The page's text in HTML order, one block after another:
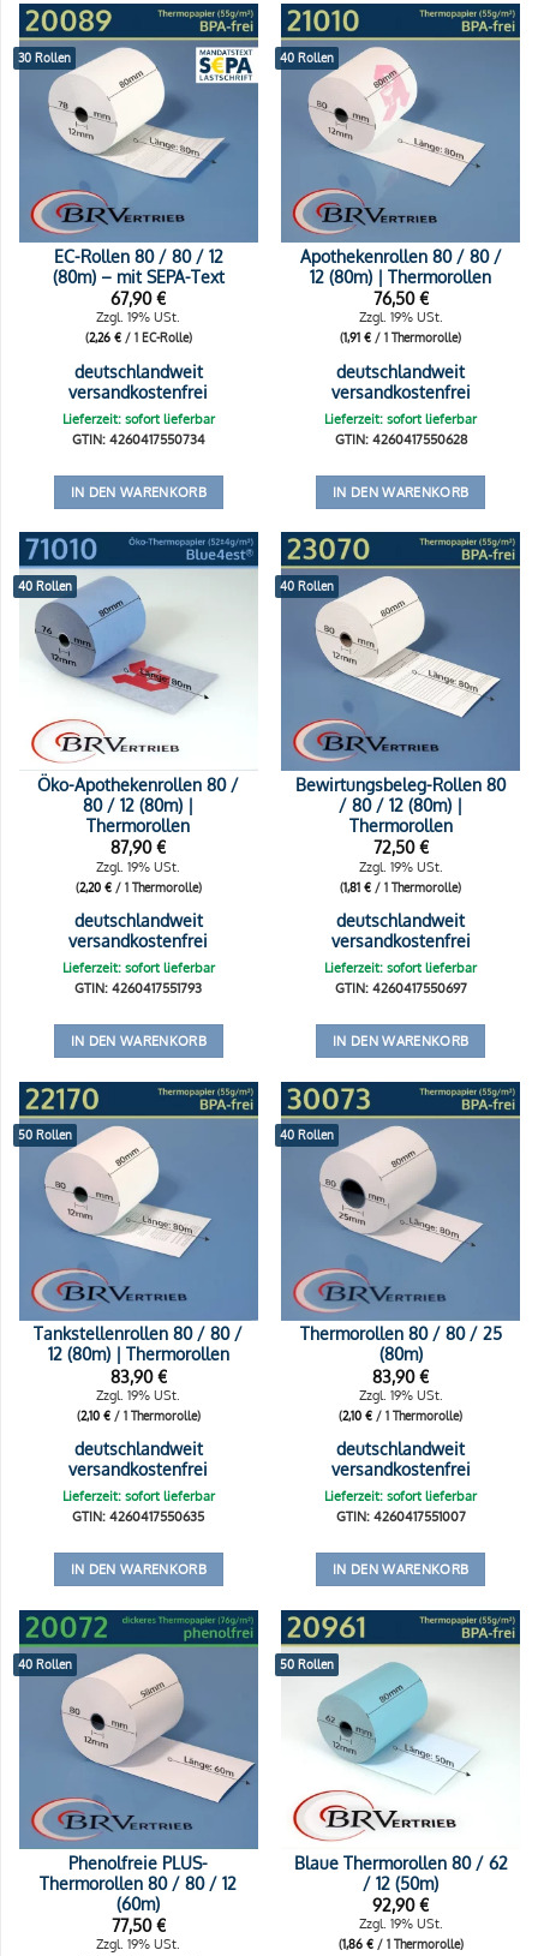
30 Rollen
EC-Rollen 80 / 80 / 12
(80m) – mit SEPA-Text
67,90€
Zzgl. 19% USt.
(2,26 €/ 1 EC-Rolle)
deutschlandweit
versandkostenfrei
Lieferzeit: sofort lieferbar
GTIN: 4260417550734
IN DEN WARENKORB
40 Rollen
Apothekenrollen 80 / 80 /
12 (80m) | Thermorollen
76,50€
Zzgl. 19% USt.
(1,91€ / 1 Thermorolle)
deutschlandweit
versandkostenfrei
Lieferzeit: sofort lieferbar
GTIN: 4260417550628
IN DEN WARENKORB
40 Rollen
Öko-Apothekenrollen 80 /
80 / 12 (80m) |
Thermorollen
87,90€
Zzgl. 19% USt.
(2,20 €/ 1 Thermorolle)
deutschlandweit
versandkostenfrei
Lieferzeit: sofort lieferbar
GTIN: 4260417551793
IN DEN WARENKORB
40 Rollen
Bewirtungsbeleg-Rollen 80
/ 80 / 12 (80m) |
Thermorollen
72,50€
Zzgl. 19% USt.
(1,81€ / 1 Thermorolle)
deutschlandweit
versandkostenfrei
Lieferzeit: sofort lieferbar
GTIN: 4260417550697
IN DEN WARENKORB
50 Rollen
Tankstellenrollen 80 / 80 /
12 (80m) | Thermorollen
83,90€
Zzgl. 19% USt.
(2,10 €/ 1 Thermorolle)
deutschlandweit
versandkostenfrei
Lieferzeit: sofort lieferbar
GTIN: 4260417550635
IN DEN WARENKORB
40 Rollen
Thermorollen 80 / 80 / 25
(80m)
83,90€
Zzgl. 19% USt.
(2,10€ / 1 Thermorolle)
deutschlandweit
versandkostenfrei
Lieferzeit: sofort lieferbar
GTIN: 4260417551007
IN DEN WARENKORB
40 Rollen
Phenolfreie PLUS-
Thermorollen 80 / 80 / 12
(60m)
77,50€
Zzgl. 19% USt.
50 Rollen
Blaue Thermorollen 80 / 62
/ 12 (50m)
92,90€
Zzgl. 19% USt.
(1,86 €/ 1 Thermorolle)